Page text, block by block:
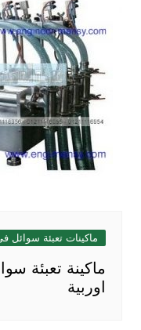
ماكينات تعبئة سوائل
ماكينة تعبئة
اوربية